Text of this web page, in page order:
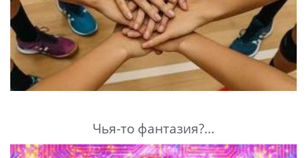
Чья-то фантазия?...